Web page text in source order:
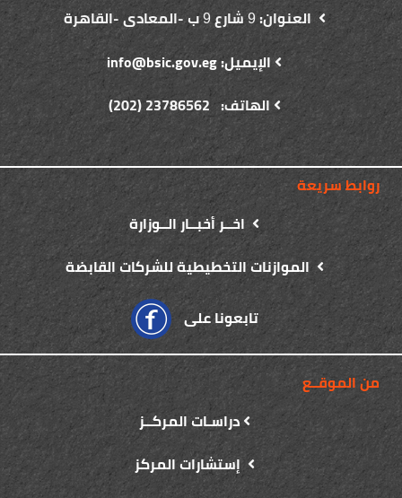
العنوان:9شارع9ب -المعادى -القاهرة
الإيميل: info@bsic.gov.eg
الهاتف: 23786562 (202)
روابط سريعة
اخــر أخبــار الــوزارة
الموازنات التخطيطية للشركات القابضة
تابعونا على
من الموقــع
دراسـات المركــز
إستشارات المركز